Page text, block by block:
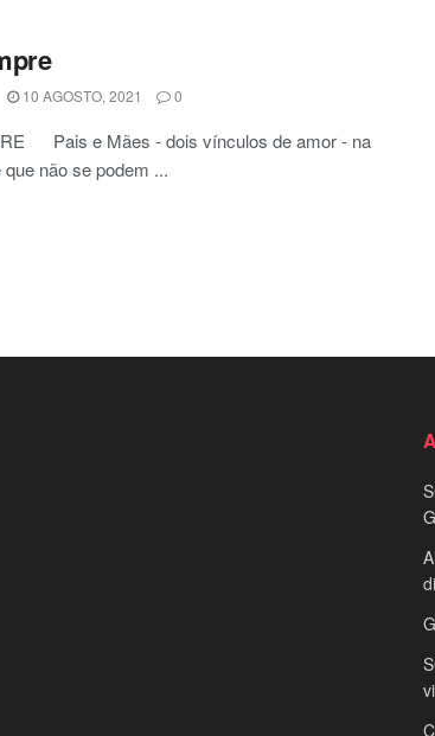
10 AGOSTO, 2021 0
Pais e Mães - dois vínculos de amor - na
não se podem ...